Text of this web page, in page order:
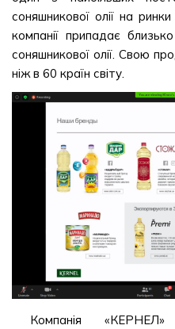
соняшникової олії на
компанії припадає
соняшникової олії. Свою
ніж в 60 країн світу.
Компанія «КЕРНЕЛ»